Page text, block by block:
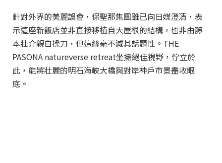
針對外界的美麗誤會，保聖那集團雖已向日媒澄清，表
示這座新飯店並非直接移植自大屋根的結構，也非由藤
本壯介親自操刀，但這絲毫不減其話題性。THE
PASONA natureverse retreat坐擁絕佳視野，佇立於
此，能將壯麗的明石海峽大橋與對岸神戶市景盡收眼
底。